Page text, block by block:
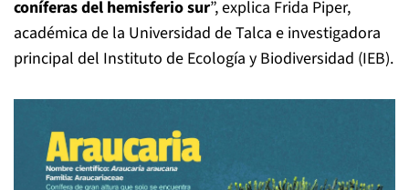
coníferas del hemisferio sur”, explica Frida Piper,
académica de la Universidad de Talca e investigadora
principal del Instituto de Ecología y Biodiversidad (IEB).